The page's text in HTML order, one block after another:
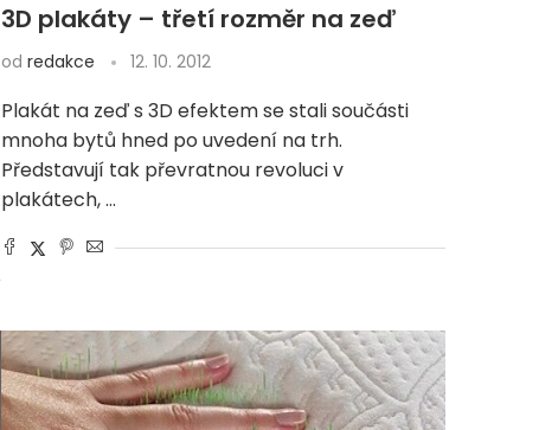
3D plakáty – třetí rozměr na zeď
od redakce 12. 10. 2012
Plakát na zeď s 3D efektem se stali součásti
mnoha bytů hned po uvedení na trh.
Představují tak převratnou revoluci v
plakátech, …